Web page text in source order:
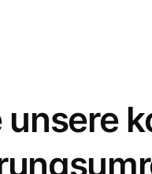
unsere